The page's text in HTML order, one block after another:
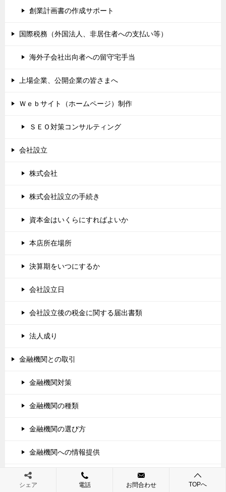
創業計画書の作成サポート
国際税務（外国法人、非居住者への支払い等）
海外子会社出向者への留守宅手当
上場企業、公開企業の皆さまへ
Ｗｅｂサイト（ホームページ）制作
ＳＥＯ対策コンサルティング
会社設立
株式会社
株式会社設立の手続き
資本金はいくらにすればよいか
本店所在場所
決算期をいつにするか
会社設立日
会社設立後の税金に関する届出書類
法人成り
金融機関との取引
金融機関対策
金融機関の種類
金融機関の選び方
金融機関への情報提供
金融機関への決算報告
シェア 電話 お問合わせ TOPへ